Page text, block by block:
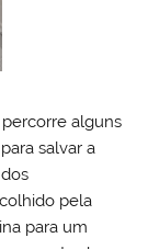
alguns
salvar a
pela
para um